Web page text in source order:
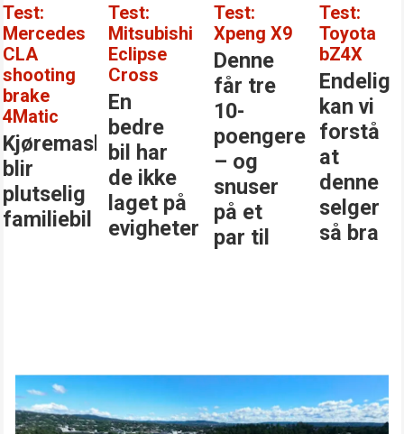
Test:
Xpeng X9
Denne
får tre
10-
poengere
– og
snuser
på et
Test:
Toyota
bZ4X
Endelig
kan vi
forstå
at
denne
selger
så bra
Test:
Mercedes-
Benz GLC
Den
største
stjernen
i
klassen
Test:
Atto
er
årets
beste